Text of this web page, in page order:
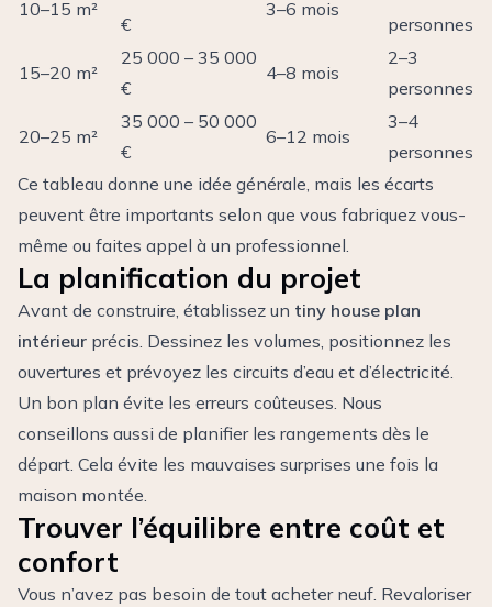
10–15 m²
€
3–6 mois
personnes
15–20 m²
25 000 – 35 000
€
4–8 mois
2–3
personnes
20–25 m²
35 000 – 50 000
€
6–12 mois
3–4
personnes
Ce tableau donne une idée générale, mais les écarts
peuvent être importants selon que vous fabriquez vous-
même ou faites appel à un professionnel.
La planification du projet
Avant de construire, établissez un tiny house plan
intérieur précis. Dessinez les volumes, positionnez les
ouvertures et prévoyez les circuits d’eau et d’électricité.
Un bon plan évite les erreurs coûteuses. Nous
conseillons aussi de planifier les rangements dès le
départ. Cela évite les mauvaises surprises une fois la
maison montée.
Trouver l’équilibre entre coût et
confort
Vous n’avez pas besoin de tout acheter neuf. Revaloriser